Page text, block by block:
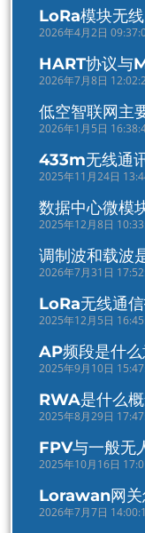
LoRa模块无
2026年4月2日
HART协议与
2026年7月8日
低空智联网主
2026年1月5日
433m无线通
2025年11月24日
数据中心微模
2025年12月8日
调制波和载波
2026年7月31日
LoRa无线通
2025年12月5日
AP频段是什么
2025年9月10日
RWA是什么
2025年8月29日
FPV与一般无
2025年10月16日
Lorawan网关
2026年7月7日